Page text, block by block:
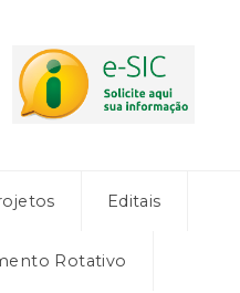
Editais
Rotativo